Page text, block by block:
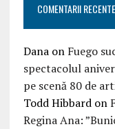
COMENTARII RECENTE
Danaon Fuego
spectacolul
pe scenă 80 de
Todd Hibbardon
Regina Ana: